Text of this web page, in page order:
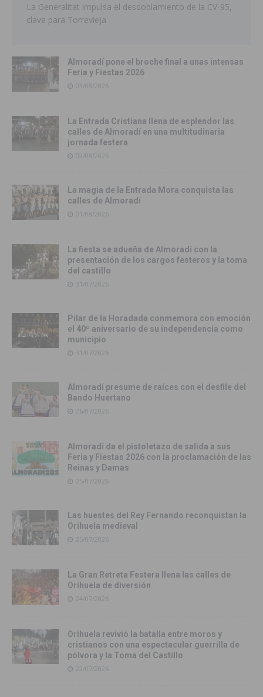
La Generalitat impulsa el desdoblamiento de la CV-95,
clave para Torrevieja
Almoradí pone el broche final a unas intensas
Feria y Fiestas 2026
03/08/2026
La Entrada Cristiana llena de esplendor las
calles de Almoradí en una multitudinaria
jornada festera
02/08/2026
La magia de la Entrada Mora conquista las
calles de Almoradí
01/08/2026
La fiesta se adueña de Almoradí con la
presentación de los cargos festeros y la toma
del castillo
31/07/2026
Pilar de la Horadada conmemora con emoción
el 40º aniversario de su independencia como
municipio
31/07/2026
Almoradí presume de raíces con el desfile del
Bando Huertano
26/07/2026
Almoradí da el pistoletazo de salida a sus
Feria y Fiestas 2026 con la proclamación de las
Reinas y Damas
25/07/2026
Las huestes del Rey Fernando reconquistan la
Orihuela medieval
25/07/2026
La Gran Retreta Festera llena las calles de
Orihuela de diversión
24/07/2026
Orihuela revivió la batalla entre moros y
cristianos con una espectacular guerrilla de
pólvora y la Toma del Castillo
22/07/2026